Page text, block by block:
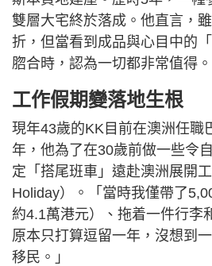
雙層大宅終於落成。他直言，
折，但當看到成品與心目中的
脗合時，認為一切都非常值得。
工作假期變落地生根
現年43歲的KK目前在澳洲任職
年，他為了在30歲前做一些令
定「搭尾班車」遠赴澳洲展開
Holiday）。「當時我僅帶了
約4.1萬港元）、拖着一件行李
原本只打算逗留一年，沒想到
移民。」